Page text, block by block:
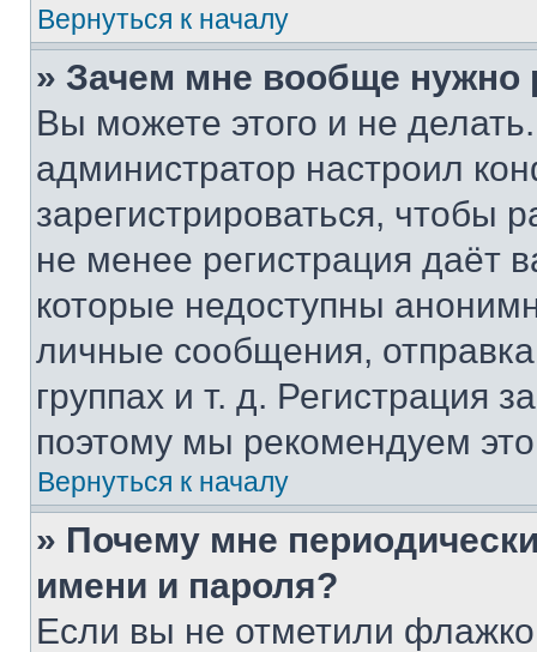
Вернуться к началу
» Зачем мне вообще нужно
Вы можете этого и не
администратор настроил
зарегистрироваться, чтобы
не менее регистрация даёт
которые недоступны
личные сообщения,
группах и т. д. Регистрация
поэтому мы рекомендуем
Вернуться к началу
» Почему мне
имени и пароля?
Если вы не отметили